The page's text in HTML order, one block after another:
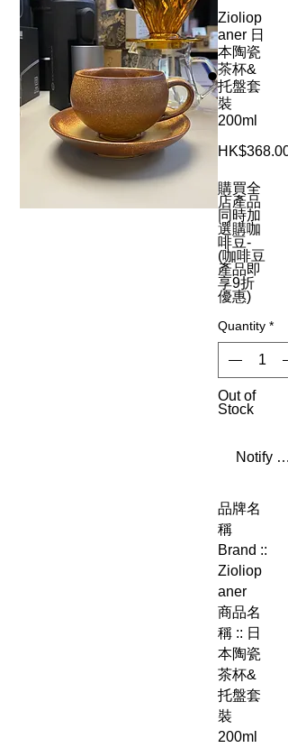
Zioliop
aner 日
本陶瓷
茶杯&
托盤套
裝
200ml
HK$368.00
購買全
店產品
同時加
選購咖
啡豆-
(咖啡豆
產品即
享9折
優惠)
Quantity *
Out of
Stock
Notify
品牌名
稱
Brand ::
Zioliop
aner
商品名
稱 :: 日
本陶瓷
茶杯&
托盤套
裝
200ml